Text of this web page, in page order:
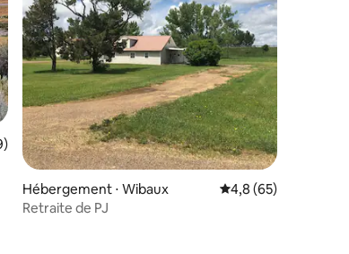
4,97 sur 5
moyenne sur la base de 9 commentaires : 5 sur 5
Hébergement ⋅ Wibaux Évaluation moyenne
4,8 (65)
Retraite de PJ